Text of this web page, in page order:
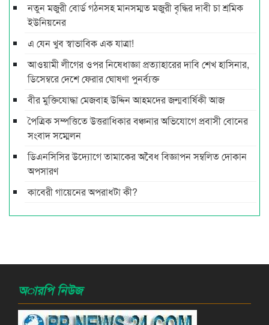
নতুন মজুরী বোর্ড গঠনসহ মানসম্মত মজুরী বৃদ্ধির দাবী চা শ্রমিক
ইউনিয়নের
এ যেন খুব স্বাভাবিক এক যাত্রা!
আওয়ামী লীগের ওপর নিষেধাজ্ঞা প্রত্যাহারের দাবি শেখ হাসিনার,
ডিসেম্বরে দেশে ফেরার ঘোষণা পুনর্ব্যক্ত
বীর মুক্তিযোদ্ধা মেজবাহ উদ্দিন আহমদের জন্মবার্ষিকী আজ
পৈত্রিক সম্পত্তিতে উত্তরাধিকার বঞ্চনার অভিযোগে প্রবাসী বোনের
সংবাদ সম্মেলন
ডিএনসিসির উদ্যোগে তামাকের অবৈধ বিজ্ঞাপন সম্বলিত দোকান
অপসারণ
কাবেরী গায়েনের অপরাধটা কী?
অারপি নিউজ